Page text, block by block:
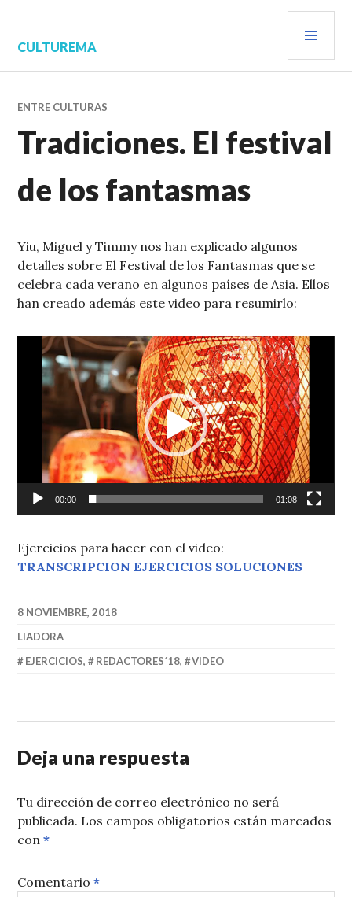
contenido.
CULTUREMA
ENTRE CULTURAS
Tradiciones. El festival
de los fantasmas
Yiu, Miguel y Timmy nos han explicado algunos
detalles sobre El Festival de los Fantasmas que se
celebra cada verano en algunos países de Asia. Ellos
han creado además este video para resumirlo:
Reproductor
vídeo
00:00 01:08
Ejercicios para hacer con el video:
TRANSCRIPCION EJERCICIOS SOLUCIONES
8 NOVIEMBRE, 2018
LIADORA
EJERCICIOS, REDACTORES´18, VIDEO
Deja una respuesta
Tu dirección de correo electrónico no será
publicada. Los campos obligatorios están marcados
con*
Comentario*